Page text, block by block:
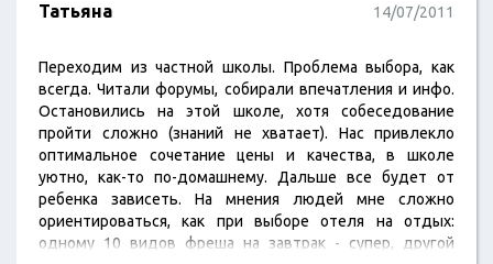
Татьяна 14/07/2011
Переходим из частной школы. Проблема выбора, как
всегда. Читали форумы, собирали впечатления и инфо.
Остановились на этой школе, хотя собеседование
пройти сложно (знаний не хватает). Нас привлекло
оптимальное сочетание цены и качества, в школе
уютно, как-то по-домашнему. Дальше все будет от
ребенка зависеть. На мнения людей мне сложно
ориентироваться, как при выборе отеля на отдых:
одному 10 видов фреша на завтрак - супер, другой